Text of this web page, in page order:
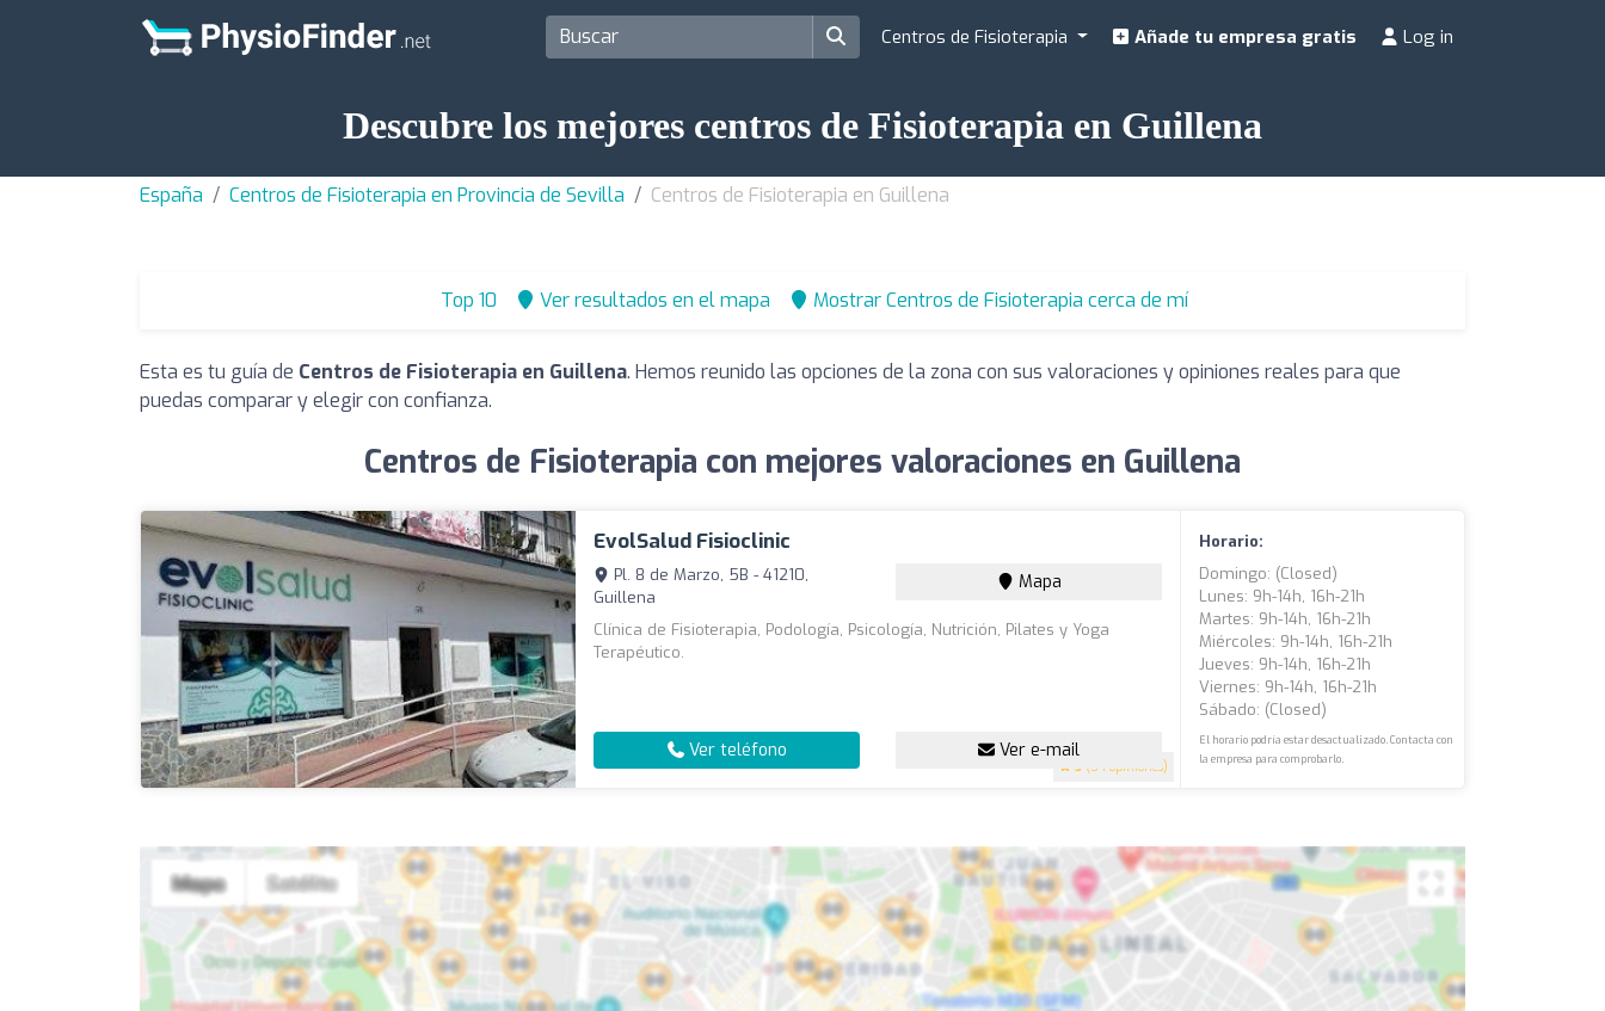
Centros de Fisioterapia Añade tu empresa gratis Log in
Descubre los mejores centros de Fisioterapia en Guillena
España Centros de Fisioterapia en Provincia de Sevilla Centros de Fisioterapia en Guillena
Top 10 Ver resultados en el mapa Mostrar Centros de Fisioterapia cerca de mí
Esta es tu guía de Centros de Fisioterapia en Guillena. Hemos reunido las opciones de la zona con sus valoraciones y opiniones reales para que
puedas comparar y elegir con confianza.
Centros de Fisioterapia con mejores valoraciones en Guillena
EvolSalud Fisioclinic
5 (54 opiniones)
Pl. 8 de Marzo, 5B - 41210,
Guillena
Mapa
Clínica de Fisioterapia, Podología, Psicología, Nutrición, Pilates y Yoga
Terapéutico.
Ver teléfono Ver e-mail
Horario:
Domingo: (closed)
Lunes: 9h-14h, 16h-21h
Martes: 9h-14h, 16h-21h
Miércoles: 9h-14h, 16h-21h
Jueves: 9h-14h, 16h-21h
Viernes: 9h-14h, 16h-21h
Sábado: (closed)
El horario podría estar desactualizado. Contacta con
la empresa para comprobarlo.